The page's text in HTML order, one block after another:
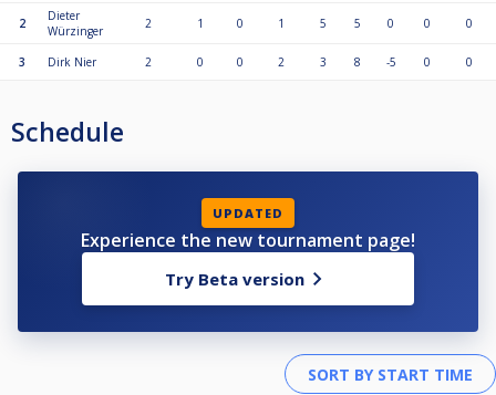
2
Dieter
Würzinger
2 1 0 1 5 5 0 0 0
3 Dirk Nier 2 0 0 2 3 8 -5 0 0
Schedule
UPDATED
Experience the new tournament page!
Try Beta version